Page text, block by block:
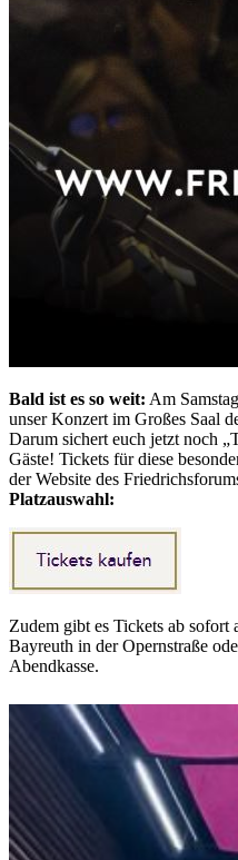
Bald ist es so weit: Am
unser Konzert im Großes Saal
Darum sichert euch jetzt noch
Gäste! Tickets für diese
der Website des
Platzauswahl:
Zudem gibt es Tickets ab sofort
Bayreuth in der Opernstraße
Abendkasse.